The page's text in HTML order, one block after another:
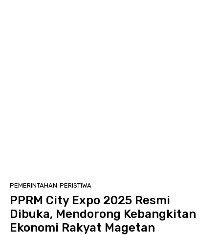
PEMERINTAHAN PERISTIWA
PPRM City Expo 2025 Resmi
Dibuka, Mendorong Kebangkitan
Ekonomi Rakyat Magetan